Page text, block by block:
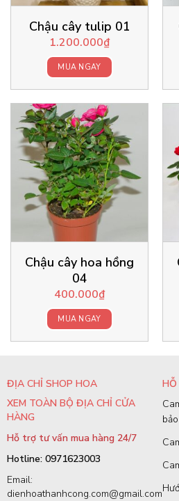
Chậu cây tulip 01
1.200.000₫
MUA NGAY
Chậu cây hoa hồng
04
400.000₫
MUA NGAY
ĐỊA CHỈ SHOP HOA
XEM TOÀN BỘ ĐỊA CHỈ CỬA
HÀNG
Hỗ trợ tư vấn mua hàng 24/7
Hotline: 0971623003
Email:
dienhoathanhcong.com@gmail.com
bảo